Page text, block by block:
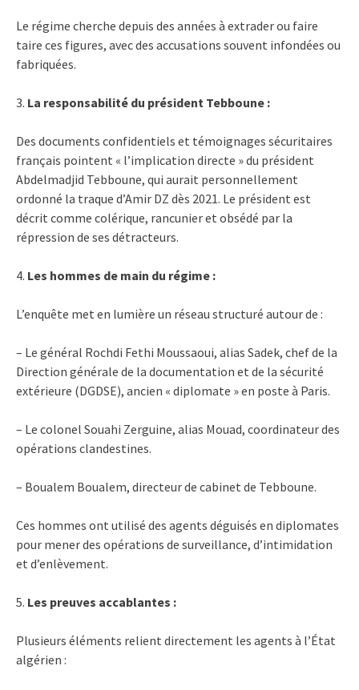
Le régime cherche depuis des années à extrader ou faire
taire ces figures, avec des accusations souvent infondées ou
fabriquées.
3. La responsabilité du président Tebboune :
Des documents confidentiels et témoignages sécuritaires
français pointent « l’implication directe » du président
Abdelmadjid Tebboune, qui aurait personnellement
ordonné la traque d’Amir DZ dès 2021. Le président est
décrit comme colérique, rancunier et obsédé par la
répression de ses détracteurs.
4. Les hommes de main du régime :
L’enquête met en lumière un réseau structuré autour de :
– Le général Rochdi Fethi Moussaoui, alias Sadek, chef de la
Direction générale de la documentation et de la sécurité
extérieure (DGDSE), ancien « diplomate » en poste à Paris.
– Le colonel Souahi Zerguine, alias Mouad, coordinateur des
opérations clandestines.
– Boualem Boualem, directeur de cabinet de Tebboune.
Ces hommes ont utilisé des agents déguisés en diplomates
pour mener des opérations de surveillance, d’intimidation
et d’enlèvement.
5. Les preuves accablantes :
Plusieurs éléments relient directement les agents à l’État
algérien :